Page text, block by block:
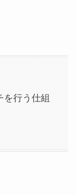
を行う仕組